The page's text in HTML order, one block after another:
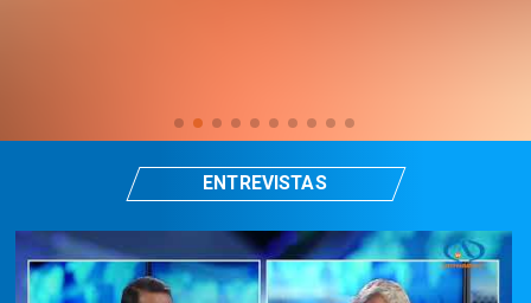
ENTREVISTAS